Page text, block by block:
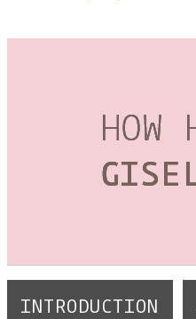
INTRODUCTION